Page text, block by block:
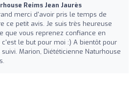
Reims Jean Jaurès
merci d'avoir pris le temps de
ce petit avis. Je suis très heureuse
que vous reprenez confiance en
c'est le but pour moi :) A bientôt pour
suivi. Marion, Diététicienne Naturhouse